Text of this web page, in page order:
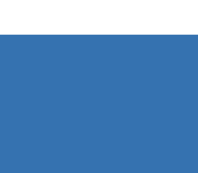
ん。ご了承ください。